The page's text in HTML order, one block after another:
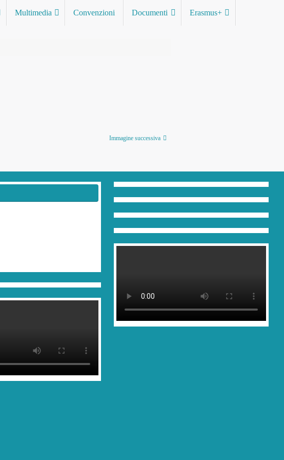
Multimedia Convenzioni Documenti Erasmus+
Immagine successiva